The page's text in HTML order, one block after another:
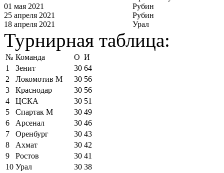
01 мая 2021
Рубин
25 апреля 2021
Рубин
18 апреля 2021
Урал
Турнирная таблица:
№ Команда О И
1
Зенит 30 64
2
Локомотив М 30 56
3
Краснодар 30 56
4
ЦСКА 30 51
5
Спартак М 30 49
6
Арсенал 30 46
7
Оренбург 30 43
8
Ахмат 30 42
9
Ростов 30 41
10 Урал 30 38